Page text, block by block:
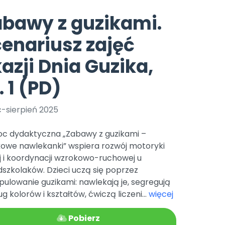
Pomoc
Nowości
Zapowiedzi
czerwca 2024 r. uzyskała
r. Nr decyzji:
Online.
Bliżej Pieska
Pomoc zwierzętom
Książka (dla) Przedszkolaka
Promowanie czytelnictwa
TikTok
Zobacz nas na TikToku
YouTube
Filmy edukacyjne
z guzikami.
zajęć
Dnia Guzika,
1 (PD)
sierpień 2025
dydaktyczna „Zabawy z guzikami –
nawlekanki” wspiera rozwój motoryki
i koordynacji wzrokowo-ruchowej u
Dzieci uczą się poprzez
guzikami: nawlekają je, segregują
kolorów i kształtów, ćwiczą liczeni... więcej
Pobierz